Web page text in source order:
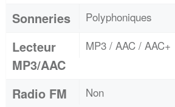
Sonneries Polyphoniques
Lecteur
MP3/AAC
MP3 / AAC / AAC+
Radio FM Non